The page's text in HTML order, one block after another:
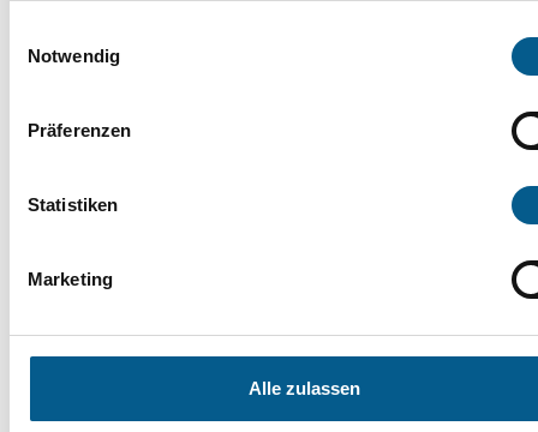
Notwendig
Präferenzen
Statistiken
Marketing
Alle zulassen
−